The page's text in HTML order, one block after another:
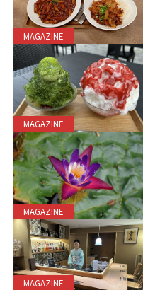
MAGAZINE
MAGAZINE
MAGAZINE
MAGAZINE